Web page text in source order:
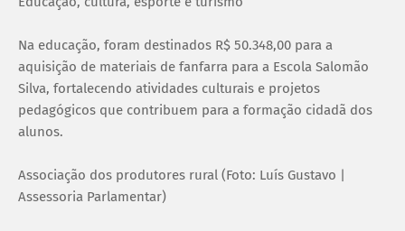
Na educação, foram destinados R$ 50.348,00 para a
aquisição de materiais de fanfarra para a Escola Salomão
Silva, fortalecendo atividades culturais e projetos
pedagógicos que contribuem para a formação cidadã dos
alunos.
Associação dos produtores rural (Foto: Luís Gustavo |
Assessoria Parlamentar)